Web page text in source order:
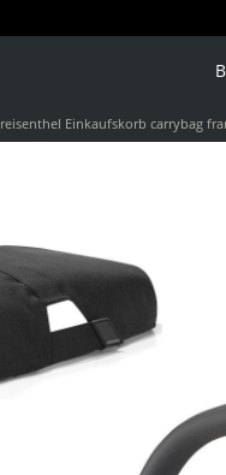
reisenthel Einkaufskorb carrybag